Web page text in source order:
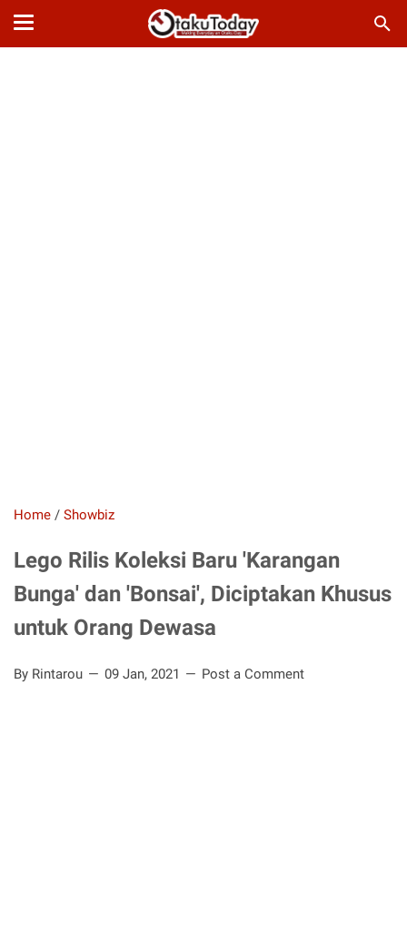
Home / Showbiz
Lego Rilis Koleksi Baru 'Karangan
Bunga' dan 'Bonsai', Diciptakan Khusus
untuk Orang Dewasa
By Rintarou 09 Jan, 2021 Post a Comment